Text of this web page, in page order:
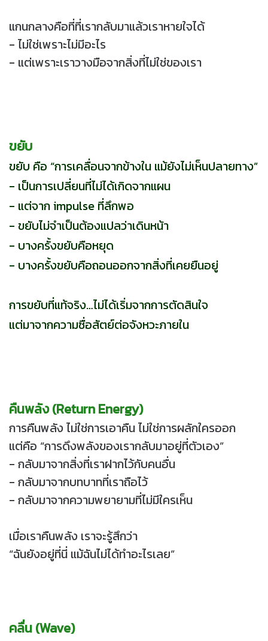
แกนกลางคือที่ที่เรากลับมาแล้วเราหายใจได้
- ไม่ใช่เพราะไม่มีอะไร
- แต่เพราะเราวางมือจากสิ่งที่ไม่ใช่ของเรา
ขยับ
ขยับ คือ “การเคลื่อนจากข้างใน แม้ยังไม่เห็นปลายทาง”
- เป็นการเปลี่ยนที่ไม่ได้เกิดจากแผน
- แต่จาก impulse ที่ลึกพอ
- ขยับไม่จำเป็นต้องแปลว่าเดินหน้า
- บางครั้งขยับคือหยุด
- บางครั้งขยับคือถอนออกจากสิ่งที่เคยยืนอยู่
การขยับที่แท้จริง…ไม่ได้เริ่มจากการตัดสินใจ
แต่มาจากความซื่อสัตย์ต่อจังหวะภายใน
คืนพลัง​ (Return Energy)
การคืนพลัง ไม่ใช่การเอาคืน ไม่ใช่การผลักใครออก
แต่คือ “การดึงพลังของเรากลับมาอยู่ที่ตัวเอง”
- กลับมาจากสิ่งที่เราฝากไว้กับคนอื่น
- กลับมาจากบทบาทที่เราถือไว้
- กลับมาจากความพยายามที่ไม่มีใครเห็น
เมื่อเราคืนพลัง เราจะรู้สึกว่า
“ฉันยังอยู่ที่นี่ แม้ฉันไม่ได้ทำอะไรเลย”
คลื่น (Wave)